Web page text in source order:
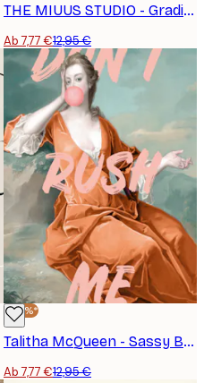
THE MIUUS STUDIO - Gradient Columns Poster
Ab 7,77 €12,95 €
-40%*
Talitha McQueen - Sassy Bubble Gum Portrait Poster
Ab 7,77 €12,95 €